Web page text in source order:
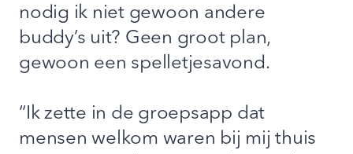
nodig ik niet gewoon andere
buddy’s uit? Geen groot plan,
gewoon een spelletjesavond.
“Ik zette in de groepsapp dat
mensen welkom waren bij mij thuis